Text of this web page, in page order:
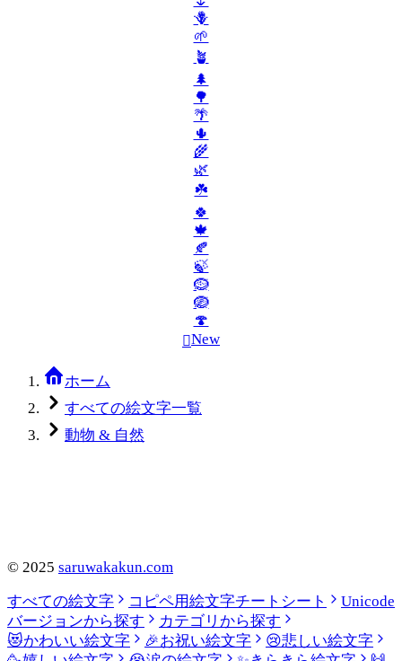
🪻
🌱
🪴
🌲
🌳
🌴
🌵
🌾
🌿
☘️
🍀
🍁
🍂
🍃
🪹
🪺
🍄
🪾New
ホーム
すべての絵文字一覧
動物 & 自然
© 2025 saruwakakun.com
すべての絵文字
コピペ用絵文字チートシート
Unicode
バージョンから探す
カテゴリから探す
😻かわいい絵文字 🎉お祝い絵文字 😢悲しい絵文字